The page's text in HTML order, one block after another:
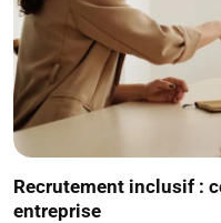
Recrutement inclusif :
entreprise